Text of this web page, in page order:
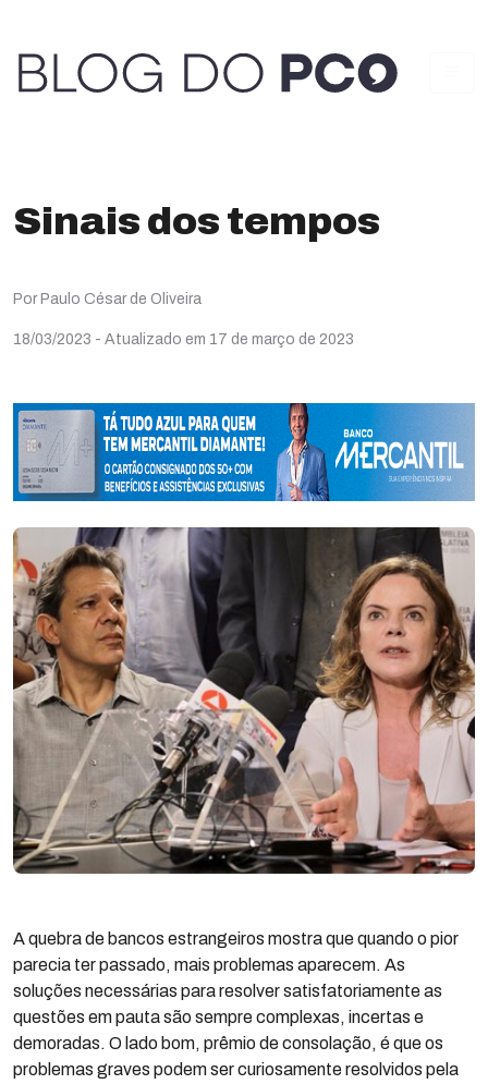
Sinais dos tempos
Por Paulo César de Oliveira
18/03/2023 - Atualizado em 17 de março de 2023
A quebra de bancos estrangeiros mostra que quando o pior
parecia ter passado, mais problemas aparecem. As
soluções necessárias para resolver satisfatoriamente as
questões em pauta são sempre complexas, incertas e
demoradas. O lado bom, prêmio de consolação, é que os
problemas graves podem ser curiosamente resolvidos pela